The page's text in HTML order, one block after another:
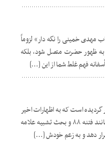
مهدی خمینی را نگه دار» لزوماً
به ظهور حضرت متصل شود، بلکه
فهم غلط شما از این […]
است که به اظهارات اخیر
مقام معظم رهبری در جمع نمایندگان خبرگان اشاره دارد و مسائلی مانند فتنه ۸۸ و بحث تشبیه علامه
دهد و به زعم خودش […]